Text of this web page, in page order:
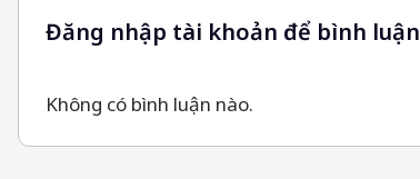
Đăng nhập tài khoản để bình luận
Không có bình luận nào.